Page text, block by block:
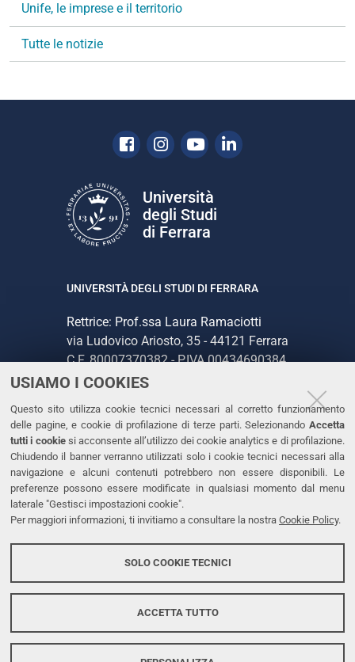
USIAMO I COOKIES
Questo sito utilizza cookie tecnici necessari al corretto funzionamento
delle pagine, e cookie di profilazione di terze parti. Selezionando Accetta
tutti i cookiesi acconsente all’utilizzo dei cookie analytics e di profilazione.
Chiudendo il banner verranno utilizzati solo i cookie tecnici necessari alla
navigazione e alcuni contenuti potrebbero non essere disponibili. Le
preferenze possono essere modificate in qualsiasi momento dal menu
laterale "Gestisci impostazioni cookie".
Per maggiori informazioni, ti invitiamo a consultare la nostra Cookie Policy.
SOLO COOKIE TECNICI
ACCETTA TUTTO
i
n
Unife, le imprese e il territorio
Tutte le notizie
Facebook
Instagram
YoutubeLinkedin
Università
degli Studi
di Ferrara
UNIVERSITÀ DEGLI STUDI DI FERRARA
Rettrice: Prof.ssa Laura Ramaciotti
via Ludovico Ariosto, 35 - 44121 Ferrara
C.F. 80007370382 - P.IVA 00434690384
CONTATTI
Tel. +39 0532 293111
Fax. +39 0532 293031
PEC
LINKS
Accessibilità
Protezione dati personali